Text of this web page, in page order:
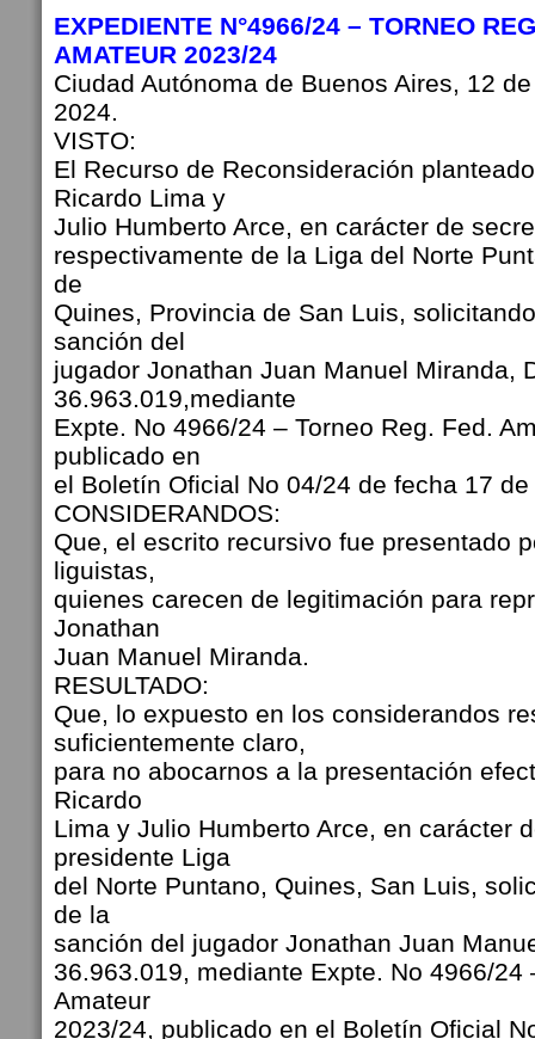
EXPEDIENTE N°4966/24 – TORNEO
AMATEUR 2023/24
Ciudad Autónoma de Buenos Aires, 12
2024.
VISTO:
El Recurso de Reconsideración
Ricardo Lima y
Julio Humberto Arce, en carácter de
respectivamente de la Liga del Norte
de
Quines, Provincia de San Luis,
sanción del
jugador Jonathan Juan Manuel Miranda,
36.963.019,mediante
Expte. No 4966/24 – Torneo Reg. Fed.
publicado en
el Boletín Oficial No 04/24 de fecha 17
CONSIDERANDOS:
Que, el escrito recursivo fue presentado
liguistas,
quienes carecen de legitimación para
Jonathan
Juan Manuel Miranda.
RESULTADO:
Que, lo expuesto en los considerandos
suficientemente claro,
para no abocarnos a la presentación
Ricardo
Lima y Julio Humberto Arce, en carácter
presidente Liga
del Norte Puntano, Quines, San Luis,
de la
sanción del jugador Jonathan Juan
36.963.019, mediante Expte. No 4966/24
Amateur
2023/24, publicado en el Boletín Oficial